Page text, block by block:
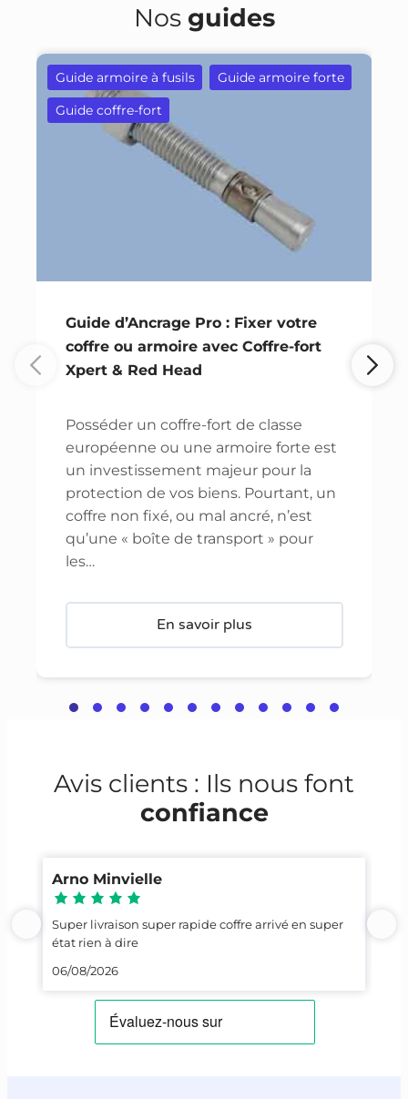
Nos guides
Guide armoire à fusils
Guide armoire forte
Guide coffre-fort
Guide d’Ancrage Pro : Fixer votre
coffre ou armoire avec Coffre-fort
Xpert & Red Head
Posséder un coffre-fort de classe
européenne ou une armoire forte est
un investissement majeur pour la
protection de vos biens. Pourtant, un
coffre non fixé, ou mal ancré, n’est
qu’une « boîte de transport » pour
les…
En savoir plus
Avis clients : Ils nous font
confiance
Arno Minvielle
Super livraison super rapide coffre arrivé en super
état rien à dire
06/08/2026